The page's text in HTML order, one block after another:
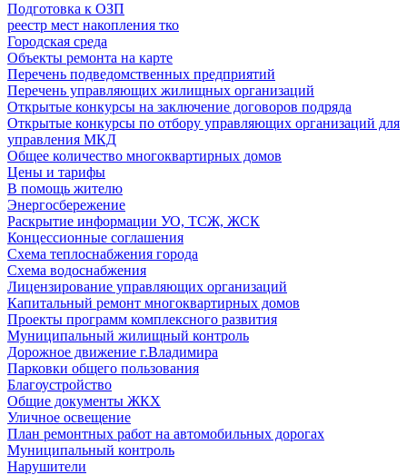
Подготовка к ОЗП
реестр мест накопления тко
Городская среда
Объекты ремонта на карте
Перечень подведомственных предприятий
Перечень управляющих жилищных организаций
Открытые конкурсы на заключение договоров подряда
Открытые конкурсы по отбору управляющих организаций для
управления МКД
Общее количество многоквартирных домов
Цены и тарифы
В помощь жителю
Энергосбережение
Раскрытие информации УО, ТСЖ, ЖСК
Концессионные соглашения
Схема теплоснабжения города
Схема водоснабжения
Лицензирование управляющих организаций
Капитальный ремонт многоквартирных домов
Проекты программ комплексного развития
Муниципальный жилищный контроль
Дорожное движение г.Владимира
Парковки общего пользования
Благоустройство
Общие документы ЖКХ
Уличное освещение
План ремонтных работ на автомобильных дорогах
Муниципальный контроль
Нарушители